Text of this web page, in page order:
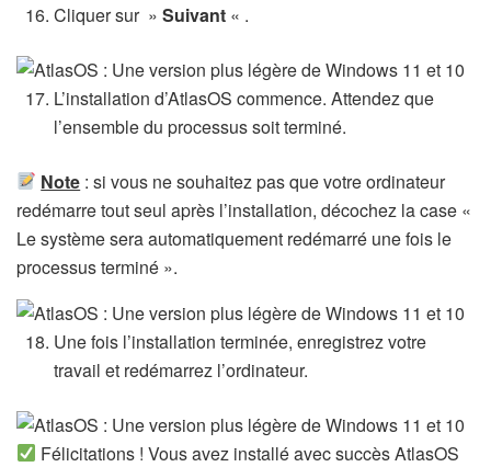
Cliquer sur »Suivant « .
L’installation d’AtlasOS commence. Attendez que
l’ensemble du processus soit terminé.
Note : si vous ne souhaitez pas que votre ordinateur
redémarre tout seul après l’installation, décochez la case «
Le système sera automatiquement redémarré une fois le
processus terminé ».
Une fois l’installation terminée, enregistrez votre
travail et redémarrez l’ordinateur.
Félicitations ! Vous avez installé avec succès AtlasOS